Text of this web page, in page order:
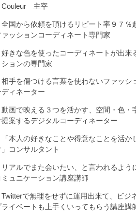
Couleur 主宰
全国から依頼を頂けるリピート率９７％
ァッションコーディネート専門家
好きな色を使ったコーディネートが出来
ションの専門家
相手を傷つける言葉を使わないファッシ
ディネーター
動画で映える３つを活かす、空間・色・
提案するデジタルコーディネーター
「本人の好きなことや得意なことを活か
」コンサルタント
リアルでまた会いたい、と言われるよう
ミュニケーション講座講師
Twitterで無理をせずに運用出来て、ビジ
ライベートも上手くいってもらう講座講